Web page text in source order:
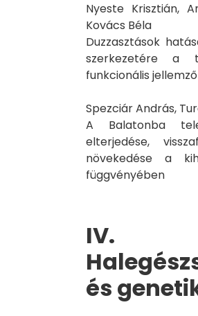
Nyeste Krisztián,
Kovács Béla
Duzzasztások
szerkezetére a
funkcionális
Spezciár András,
A Balatonba
elterjedése,
növekedése a
függvényében
IV.
és